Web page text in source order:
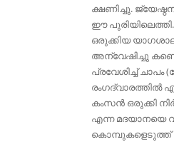
ക്ഷണിച്ചു.
ഈ
ഒരുക്കിയ
അന്വേഷിച്ചു
പ്രവേശിച്ച് ചാപം
രംഗദ്വാരത്തിൽ
കംസൻ ഒരുക്കി
എന്ന മദയാനയെ
കൊമ്പുകളെടുത്ത്